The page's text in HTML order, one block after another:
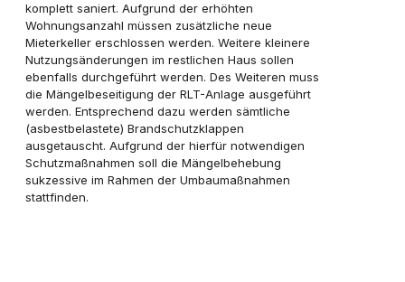
komplett saniert. Aufgrund der erhöhten
Wohnungsanzahl müssen zusätzliche neue
Mieterkeller erschlossen werden. Weitere kleinere
Nutzungsänderungen im restlichen Haus sollen
ebenfalls durchgeführt werden. Des Weiteren muss
die Mängelbeseitigung der RLT-Anlage ausgeführt
werden. Entsprechend dazu werden sämtliche
(asbestbelastete) Brandschutzklappen
ausgetauscht. Aufgrund der hierfür notwendigen
Schutzmaßnahmen soll die Mängelbehebung
sukzessive im Rahmen der Umbaumaßnahmen
stattfinden.